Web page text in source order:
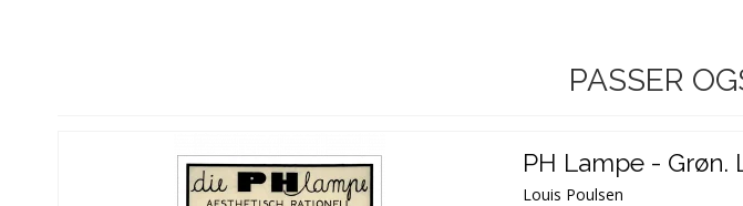
PASSER
PH Lampe - Grøn.
Louis Poulsen